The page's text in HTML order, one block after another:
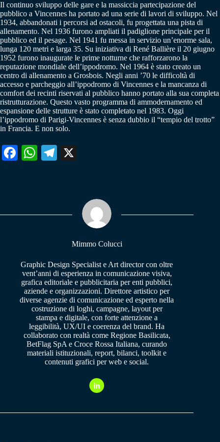
Il continuo sviluppo delle gare e la massiccia partecipazione del
pubblico a Vincennes ha portato ad una serie di lavori di sviluppo. Nel
1934, abbandonati i percorsi ad ostacoli, fu progettata una pista di
allenamento. Nel 1936 furono ampliati il padiglione principale per il
pubblico ed il pesage. Nel 1941 fu messa in servizio un’enorme sala,
lunga 120 metri e larga 35. Su iniziativa di René Ballière il 20 giugno
1952 furono inaugurate le prime notturne che rafforzarono la
reputazione mondiale dell’ippodromo. Nel 1964 è stato creato un
centro di allenamento a Grosbois. Negli anni ’70 le difficoltà di
accesso e parcheggio all’ippodromo di Vincennes e la mancanza di
comfort dei recinti riservati al pubblico hanno portato alla sua completa
ristrutturazione. Questo vasto programma di ammodernamento ed
espansione delle strutture è stato completato nel 1983. Oggi
l’ippodromo di Parigi-Vincennes è senza dubbio il “tempio del trotto”
in Francia. E non solo.
Fa W
pp
Te
m
Mimmo Colucci
Graphic Design Specialist e Art director con oltre
vent’anni di esperienza in comunicazione visiva,
grafica editoriale e pubblicitaria per enti pubblici,
aziende e organizzazioni. Direttore artistico per
diverse agenzie di comunicazione ed esperto nella
costruzione di loghi, campagne, layout per
stampa e digitale, con forte attenzione a
leggibilità, UX/UI e coerenza del brand. Ha
collaborato con realtà come Regione Basilicata,
BetFlag SpA e Croce Rossa Italiana, curando
materiali istituzionali, report, bilanci, toolkit e
contenuti grafici per web e social.